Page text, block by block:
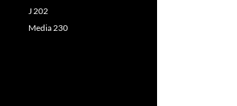
J 202
Media 230